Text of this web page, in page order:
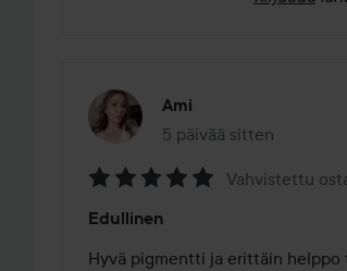
Ami
5 päivää sitten
Viesti luotiin 5 päivää
5
/
Vahvistettu
Edullinen
Hyvä pigmentti ja erittäin helppo